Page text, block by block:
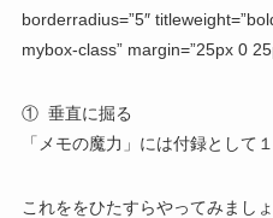
borderradius=”5″
mybox-class” margin=”25px 0
① 垂直に掘る
「メモの魔力」には付録として
これををひたすらやってみまし